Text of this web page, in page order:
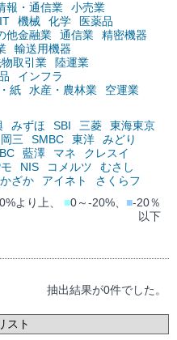
報・通信業
小売業
機械 化学
医薬品
他金融業 通信業
精密機器
輸送用機器
取引業
陸運業
インフラ
紙 水産・農林業
空運業
みずほ SBI 三菱
東海東京
岡三 SMBC 東洋
みどり
藍澤 マネ
クレスイ
NIS コメルツ
むさし
かざか アイネト
さくらフ
より上、 ■0～-20%、 ■-20％
以下
抽出結果が0件でした。
スト